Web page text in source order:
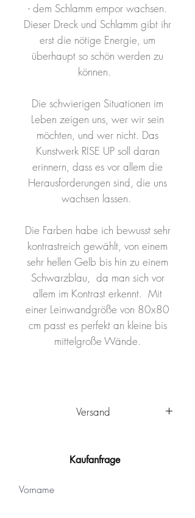
- dem Schlamm empor wachsen.
Dieser Dreck und Schlamm gibt ihr
erst die nötige Energie, um
überhaupt so schön werden zu
können.
Die schwierigen Situationen im
Leben zeigen uns, wer wir sein
möchten, und wer nicht. Das
Kunstwerk RISE UP soll daran
erinnern, dass es vor allem die
Herausforderungen sind, die uns
wachsen lassen.
Die Farben habe ich bewusst sehr
kontrastreich gewählt, von einem
sehr hellen Gelb bis hin zu einem
Schwarzblau, da man sich vor
allem im Kontrast erkennt. Mit
einer Leinwandgröße von 80x80
cm passt es perfekt an kleine bis
mittelgroße Wände.
Versand
versandkostenfreiverschickt. Es
Ankunft sofort aufgehängt werden.
Kaufanfrage
Vorname